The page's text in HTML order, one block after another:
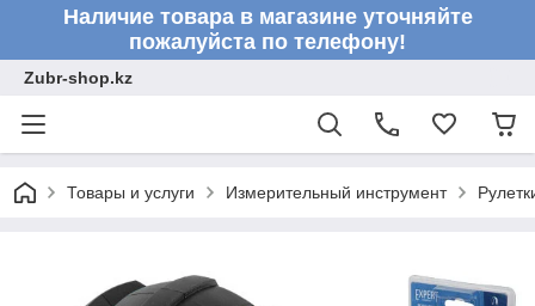
Наличие товара в магазине уточняйте
пожалуйста по телефону!
Zubr-shop.kz
Товары и услуги Измерительный инструмент